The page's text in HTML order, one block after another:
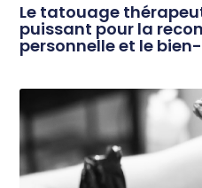
Le tatouage
puissant pour la
personnelle et le